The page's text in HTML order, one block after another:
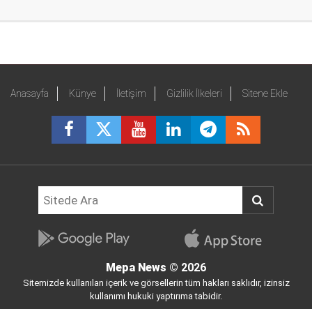
Anasayfa Künye İletişim Gizlilik İlkeleri Sitene Ekle
Mepa News © 2026
Sitemizde kullanılan içerik ve görsellerin tüm hakları saklıdır, izinsiz
kullanımı hukuki yaptırıma tabidir.